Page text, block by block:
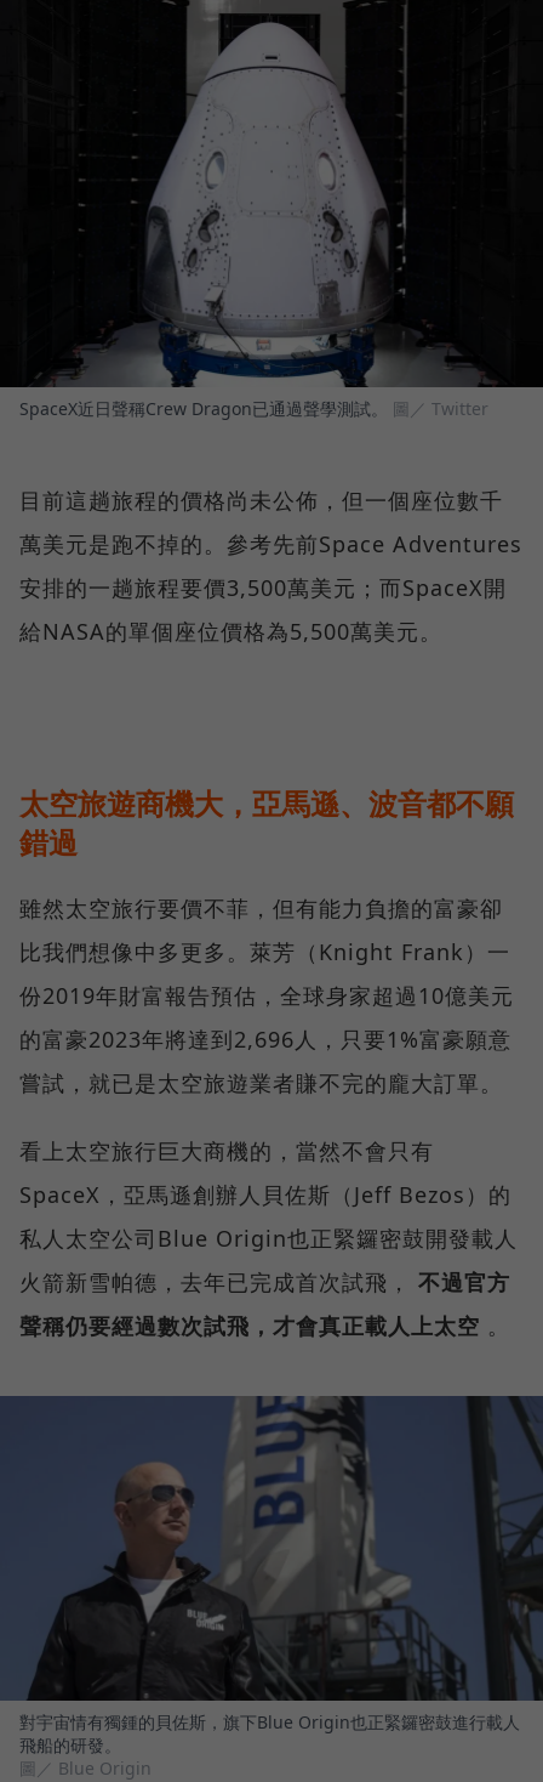
SpaceX近日聲稱Crew Dragon已通過聲學測試。 圖／ Twitter
目前這趟旅程的價格尚未公佈，但一個座位數千
萬美元是跑不掉的。參考先前Space Adventures
安排的一趟旅程要價3,500萬美元；而SpaceX開
給NASA的單個座位價格為5,500萬美元。
太空旅遊商機大，亞馬遜、波音都不願
錯過
雖然太空旅行要價不菲，但有能力負擔的富豪卻
比我們想像中多更多。萊芳（Knight Frank）一
份2019年財富報告預估，全球身家超過10億美元
的富豪2023年將達到2,696人，只要1%富豪願意
嘗試，就已是太空旅遊業者賺不完的龐大訂單。
看上太空旅行巨大商機的，當然不會只有
SpaceX，亞馬遜創辦人貝佐斯（Jeff Bezos）的
私人太空公司Blue Origin也正緊鑼密鼓開發載人
火箭新雪帕德，去年已完成首次試飛， 不過官方
聲稱仍要經過數次試飛，才會真正載人上太空 。
對宇宙情有獨鍾的貝佐斯，旗下Blue Origin也正緊鑼密鼓進行載人
飛船的研發。
圖／ Blue Origin